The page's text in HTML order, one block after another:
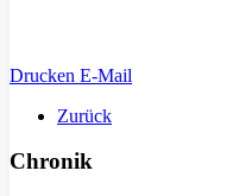
Drucken E-Mail
Zurück
Chronik